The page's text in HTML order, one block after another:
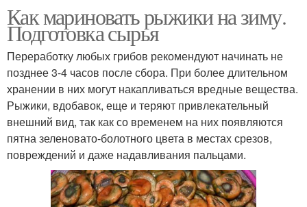
Как мариновать рыжики на зиму.
Подготовка сырья
Переработку любых грибов рекомендуют начинать не
позднее 3-4 часов после сбора. При более длительном
хранении в них могут накапливаться вредные вещества.
Рыжики, вдобавок, еще и теряют привлекательный
внешний вид, так как со временем на них появляются
пятна зеленовато-болотного цвета в местах срезов,
повреждений и даже надавливания пальцами.